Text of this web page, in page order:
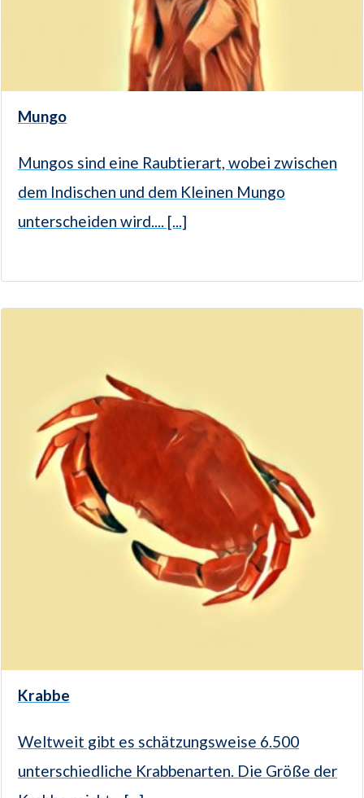
Mungo
Mungos sind eine Raubtierart, wobei zwischen
dem Indischen und dem Kleinen Mungo
unterscheiden wird.... [...]
Krabbe
Weltweit gibt es schätzungsweise 6.500
unterschiedliche Krabbenarten. Die Größe der